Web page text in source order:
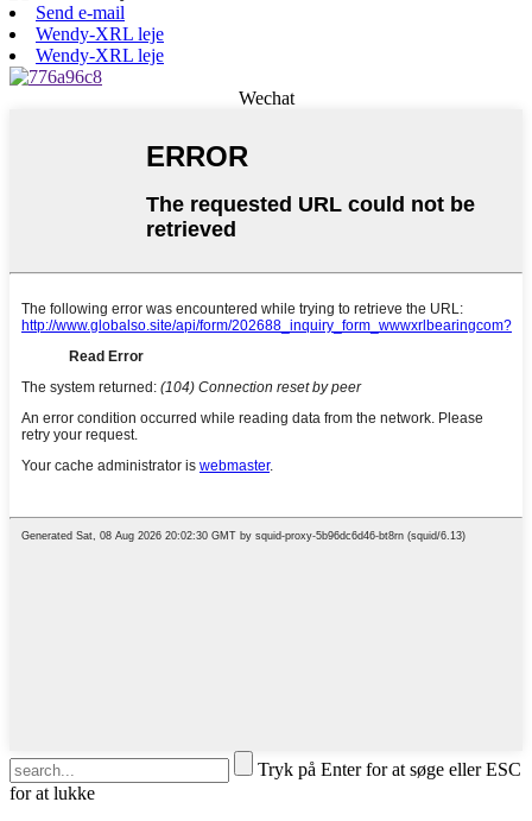
Send e-mail
Wendy-XRL leje
Wendy-XRL leje
Wechat
Tryk på Enter for at søge eller ESC
for at lukke